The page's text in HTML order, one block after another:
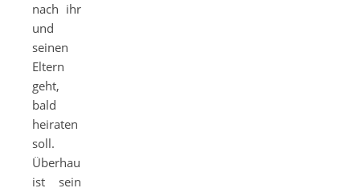
nach ihr
und
seinen
Eltern
geht,
bald
heiraten
soll.
Überhaupt
ist sein